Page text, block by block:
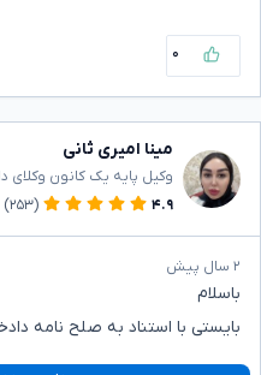
۰
مینا امیری ثانی
وکیل پایه یک کانون وکلای
۴.۹
(۲۵۳)
۲ سال پیش
باسلام
بایستی با استناد به صلح نامه